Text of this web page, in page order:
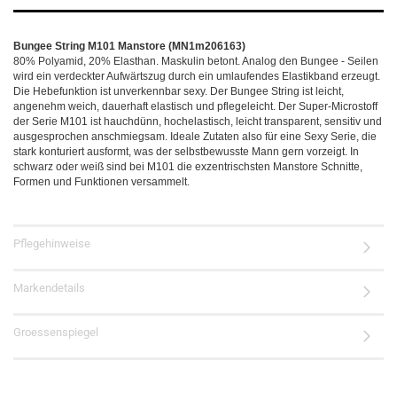
Bungee String M101 Manstore (MN1m206163)
80% Polyamid, 20% Elasthan. Maskulin betont. Analog den Bungee - Seilen
wird ein verdeckter Aufwärtszug durch ein umlaufendes Elastikband erzeugt.
Die Hebefunktion ist unverkennbar sexy. Der Bungee String ist leicht,
angenehm weich, dauerhaft elastisch und pflegeleicht. Der Super-Microstoff
der Serie M101 ist hauchdünn, hochelastisch, leicht transparent, sensitiv und
ausgesprochen anschmiegsam. Ideale Zutaten also für eine Sexy Serie, die
stark konturiert ausformt, was der selbstbewusste Mann gern vorzeigt. In
schwarz oder weiß sind bei M101 die exzentrischsten Manstore Schnitte,
Formen und Funktionen versammelt.
Pflegehinweise
Markendetails
Groessenspiegel